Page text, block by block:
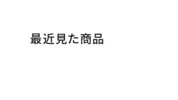
最近見た商品